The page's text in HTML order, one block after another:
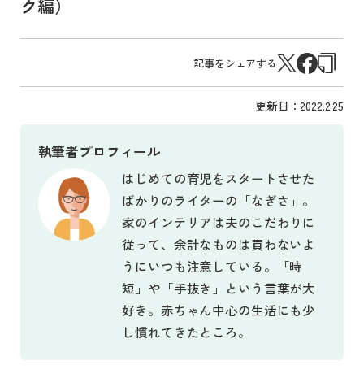
ク編）
記事をシェアする
更新日：2022.2.25
執筆者プロフィール
はじめての育児をスタートさせた
ばかりのライターの「なぎさ」。
家のインテリアは夫のこだわりに
従って、余計なものは買わないよ
うにいつも注意している。「時
短」や「手抜き」という言葉が大
好き。赤ちゃん中心の生活にも少
し慣れてきたところ。